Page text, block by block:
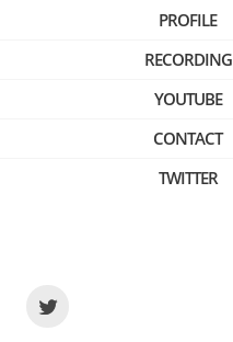
PROFILE
RECORDING
YOUTUBE
CONTACT
TWITTER